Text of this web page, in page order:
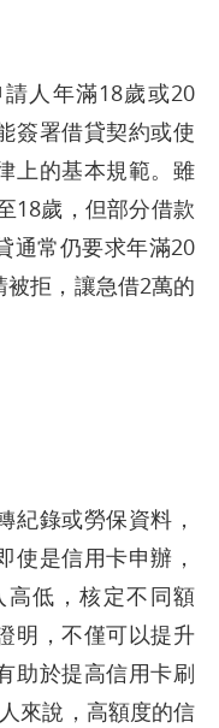
人年滿18歲或20
簽署借貸契約或使
上的基本規範。雖
18歲，但部分借款
通常仍要求年滿20
拒，讓急借2萬的
紀錄或勞保資料，
使是信用卡申辦，
低，核定不同額
明，不僅可以提升
助於提高信用卡刷
來說，高額度的信